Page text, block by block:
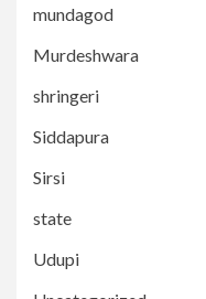
mundagod
Murdeshwara
shringeri
Siddapura
Sirsi
state
Udupi